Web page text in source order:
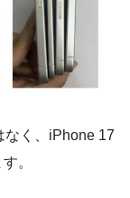
なく、iPhone 17
。